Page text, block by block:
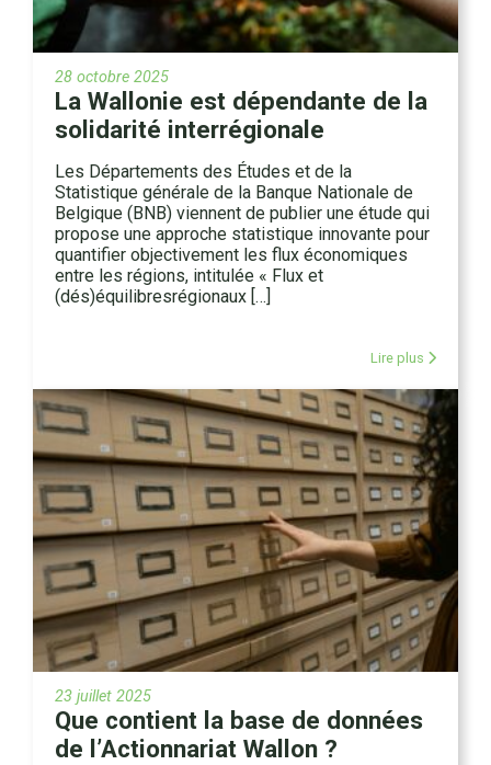
28 octobre 2025
La Wallonie est dépendante de la
solidarité interrégionale
Les Départements des Études et de la
Statistique générale de la Banque Nationale de
Belgique (BNB) viennent de publier une étude qui
propose une approche statistique innovante pour
quantifier objectivement les flux économiques
entre les régions, intitulée « Flux et
(dés)équilibresrégionaux […]
Lire plus
23 juillet 2025
Que contient la base de données
de l’Actionnariat Wallon ?